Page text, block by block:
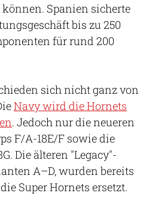
Spanien sicherte
bis zu 250
für rund 200
sich nicht ganz von
Navy wird die Hornets
. Jedoch nur die neueren
F/A-18E/F sowie die
Die älteren "Legacy"-
A–D, wurden bereits
Super Hornets ersetzt.